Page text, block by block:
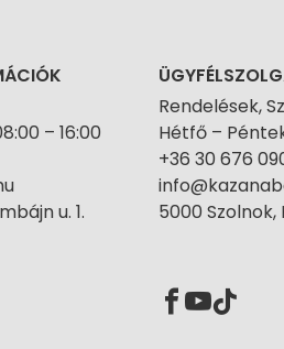
– 16:00
u. 1.
Rendelések,
Hétfő –
+36 30 676
5000 Szolnok,